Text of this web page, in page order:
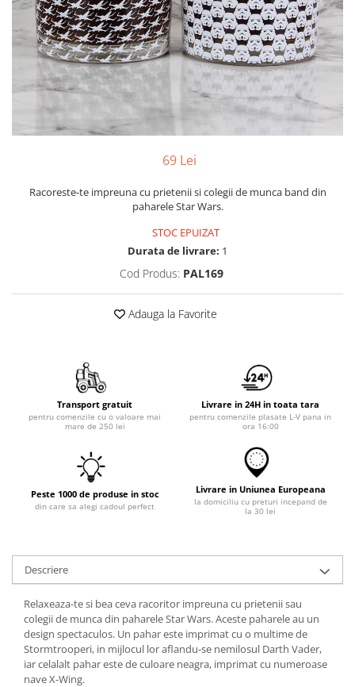
69 Lei
Racoreste-te impreuna cu prietenii si colegii de munca band din
paharele Star Wars.
STOC EPUIZAT
Durata de livrare: 1
Cod Produs: PAL169
Adauga la Favorite
Transport gratuit
pentru comenzile cu o valoare mai
mare de 250 lei
Livrare in 24H in toata tara
pentru comenzile plasate L-V pana in
ora 16:00
Peste 1000 de produse in stoc
din care sa alegi cadoul perfect
Livrare in Uniunea Europeana
la domiciliu cu preturi incepand de
la 30 lei
Descriere
Relaxeaza-te si bea ceva racoritor impreuna cu prietenii sau
colegii de munca din paharele Star Wars. Aceste paharele au un
design spectaculos. Un pahar este imprimat cu o multime de
Stormtrooperi, in mijlocul lor aflandu-se nemilosul Darth Vader,
iar celalalt pahar este de culoare neagra, imprimat cu numeroase
nave X-Wing.